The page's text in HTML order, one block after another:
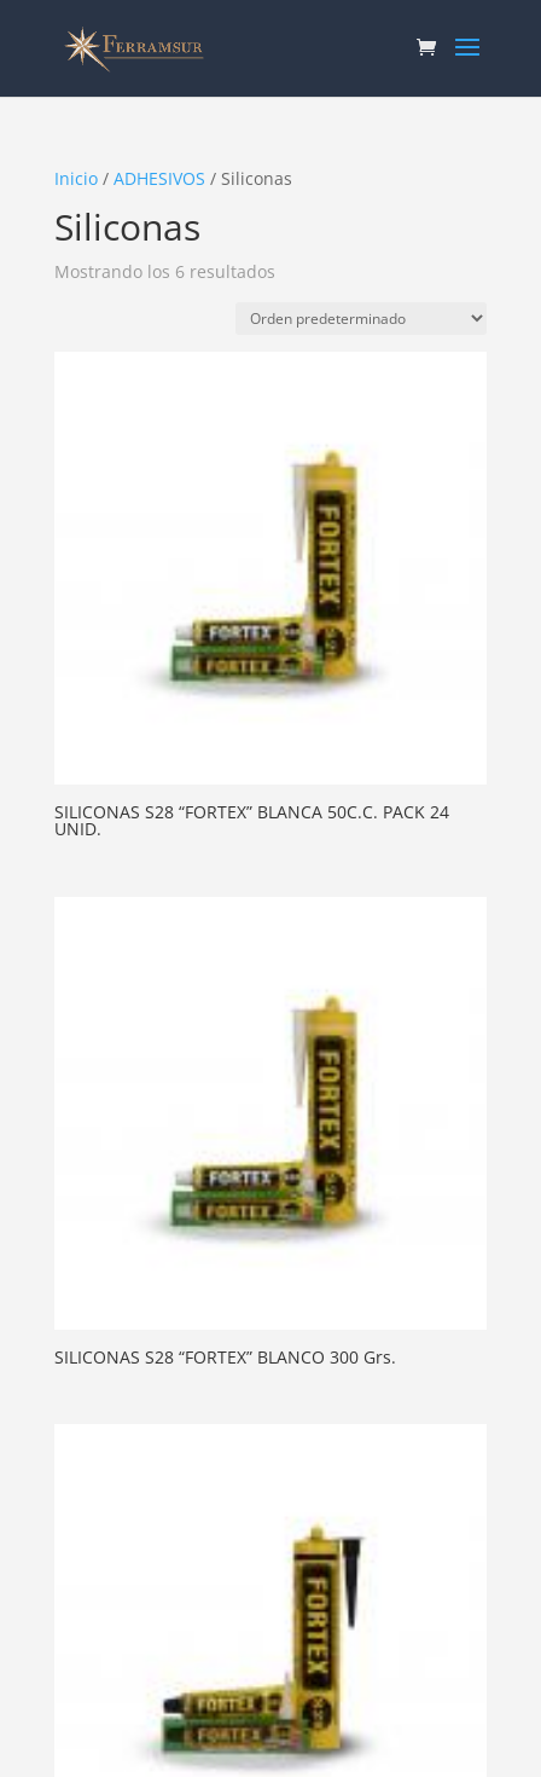
Inicio/ ADHESIVOS / Siliconas
Siliconas
Mostrando los 6 resultados
SILICONAS S28 “FORTEX” BLANCA 50C.C. PACK 24
UNID.
SILICONAS S28 “FORTEX” BLANCO 300 Grs.